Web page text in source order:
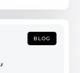
BLOG